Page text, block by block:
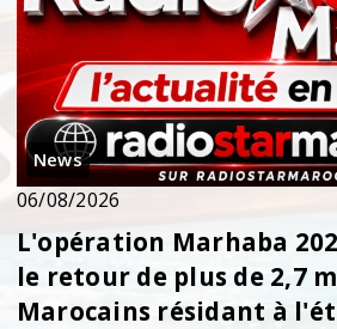
News
06/08/2026
L'opération Marhaba
le retour de plus de 2,7
Marocains résidant à